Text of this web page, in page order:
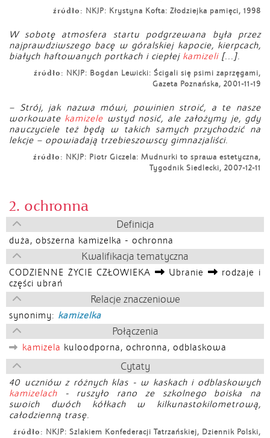
źródło: NKJP: Krystyna Kofta: Złodziejka pamięci, 1998
W sobotę atmosfera startu podgrzewana była przez
najprawdziwszego bacę w góralskiej kapocie, kierpcach,
białych haftowanych portkach i ciepłej kamizeli[...].
źródło: NKJP: Bogdan Lewicki: Ścigali się psimi zaprzęgami,
Gazeta Poznańska, 2001-11-19
– Strój, jak nazwa mówi, powinien stroić, a te nasze
workowate kamizele wstyd nosić, ale założymy je, gdy
nauczyciele też będą w takich samych przychodzić na
lekcje – opowiadają trzebieszowscy gimnazjaliści.
źródło: NKJP: Piotr Giczela: Mudnurki to sprawa estetyczna,
Tygodnik Siedlecki, 2007-12-11
2. ochronna
Definicja
duża, obszerna kamizelka - ochronna
Kwalifikacja tematyczna
CODZIENNE ŻYCIE CZŁOWIEKA Ubranie
rodzaje i
części ubrań
Relacje znaczeniowe
synonimy: kamizelka
Połączenia
kamizela kuloodporna, ochronna, odblaskowa
Cytaty
40 uczniów z różnych klas - w kaskach i odblaskowych
kamizelach - ruszyło rano ze szkolnego boiska na
swoich dwóch kółkach w kilkunastokilometrową,
całodzienną trasę.
źródło: NKJP: Szlakiem Konfederacji Tatrzańskiej, Dziennik Polski,